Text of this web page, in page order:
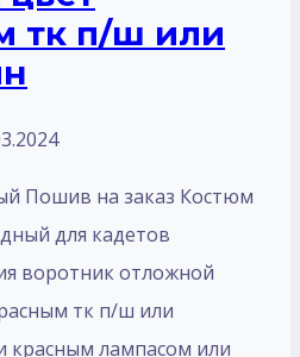
тк п/ш или
Пошив на заказ Костюм
для кадетов
воротник отложной
тк п/ш или
красным лaмпасом или